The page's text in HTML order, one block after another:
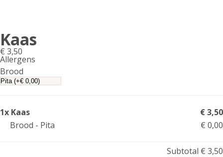
Kaas
€ 3,50
Allergens
Product
allergen
Brood
1x Kaas
€ 3,50
Brood - Pita
€ 0,00
Subtotal € 3,50